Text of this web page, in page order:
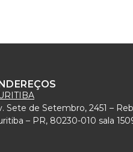
Sete de Setembro, 2451 –
– PR, 80230-010 sala